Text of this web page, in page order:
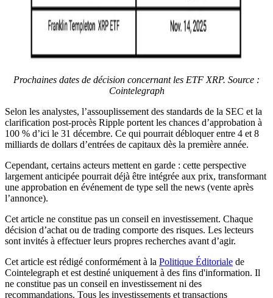
Prochaines dates de décision concernant les ETF XRP. Source :
Cointelegraph
Selon les analystes, l’assouplissement des standards de la SEC et la
clarification post-procès Ripple portent les chances d’approbation à
100 % d’ici le 31 décembre. Ce qui pourrait débloquer entre 4 et 8
milliards de dollars d’entrées de capitaux dès la première année.
Cependant, certains acteurs mettent en garde : cette perspective
largement anticipée pourrait déjà être intégrée aux prix, transformant
une approbation en événement de type sell the news (vente après
l’annonce).
Cet article ne constitue pas un conseil en investissement. Chaque
décision d’achat ou de trading comporte des risques. Les lecteurs
sont invités à effectuer leurs propres recherches avant d’agir.
Cet article est rédigé conformément à la Politique Éditoriale de
Cointelegraph et est destiné uniquement à des fins d'information. Il
ne constitue pas un conseil en investissement ni des
recommandations. Tous les investissements et transactions